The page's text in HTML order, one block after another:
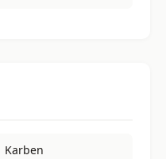
Karben